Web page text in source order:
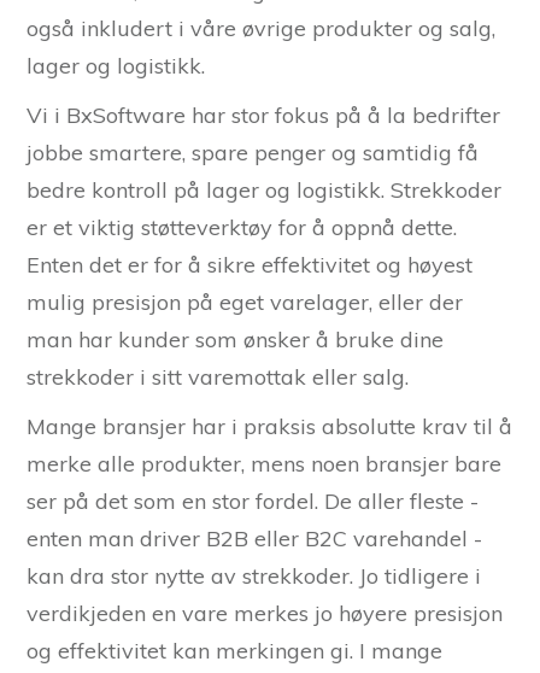
også inkludert i våre øvrige produkter og salg,
lager og logistikk.
Vi i BxSoftware har stor fokus på å la bedrifter
jobbe smartere, spare penger og samtidig få
bedre kontroll på lager og logistikk. Strekkoder
er et viktig støtteverktøy for å oppnå dette.
Enten det er for å sikre effektivitet og høyest
mulig presisjon på eget varelager, eller der
man har kunder som ønsker å bruke dine
strekkoder i sitt varemottak eller salg.
Mange bransjer har i praksis absolutte krav til å
merke alle produkter, mens noen bransjer bare
ser på det som en stor fordel. De aller fleste -
enten man driver B2B eller B2C varehandel -
kan dra stor nytte av strekkoder. Jo tidligere i
verdikjeden en vare merkes jo høyere presisjon
og effektivitet kan merkingen gi. I mange